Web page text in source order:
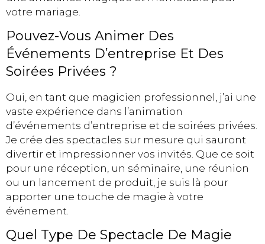
votre mariage.
Pouvez-Vous Animer Des
Événements D’entreprise Et Des
Soirées Privées ?
Oui, en tant que magicien professionnel, j’ai une
vaste expérience dans l’animation
d’événements d’entreprise et de soirées privées.
Je crée des spectacles sur mesure qui sauront
divertir et impressionner vos invités. Que ce soit
pour une réception, un séminaire, une réunion
ou un lancement de produit, je suis là pour
apporter une touche de magie à votre
événement.
Quel Type De Spectacle De Magie